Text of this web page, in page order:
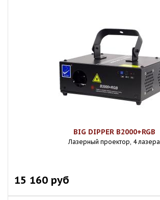
BIG DIPPER B2000+RGB
Лазерный проектор, 4 лазера
15 160 руб